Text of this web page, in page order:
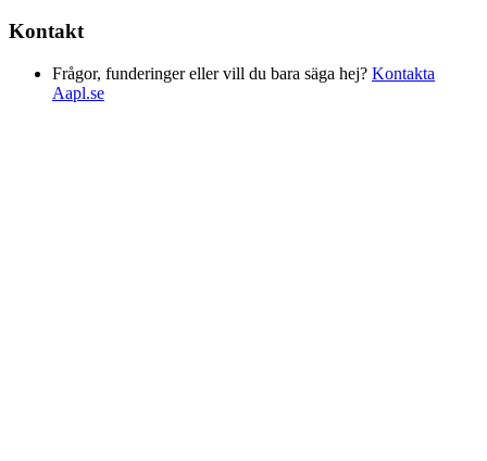
Kontakt
Frågor, funderinger eller vill du bara säga hej? Kontakta
Aapl.se